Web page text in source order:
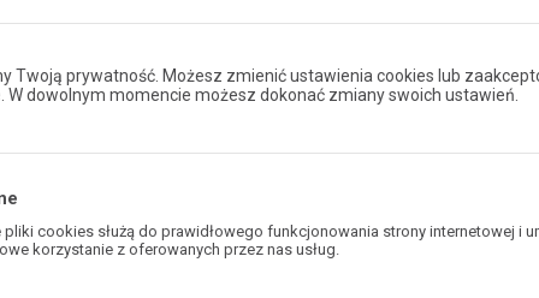
Twoją prywatność. Możesz zmienić ustawienia cookies lub
W dowolnym momencie możesz dokonać zmiany swoich ustawień.
pliki cookies służą do prawidłowego funkcjonowania strony internetowej i
korzystanie z oferowanych przez nas usług.